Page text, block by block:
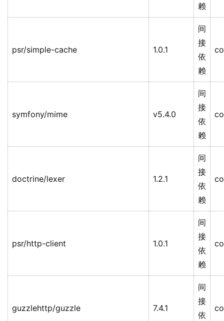
赖
psr/simple-cache 1.0.1
间
接
依
赖
symfony/mime v5.4.0
间
接
依
赖
doctrine/lexer 1.2.1
间
接
依
赖
psr/http-client 1.0.1
间
接
依
赖
guzzlehttp/guzzle 7.4.1
间
接
依